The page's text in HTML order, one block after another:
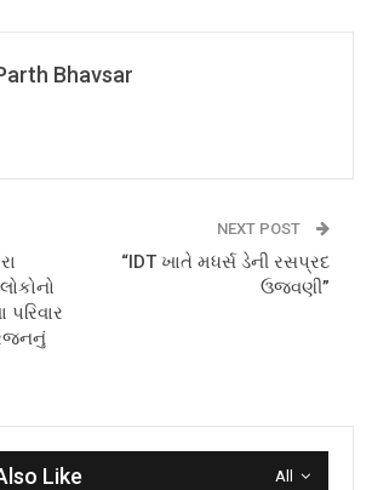
Bhavsar
NEXT POST
“IDT ખાતે મધર્સ ડેની રસપ્રદ
ઉજવણી”
All
Like